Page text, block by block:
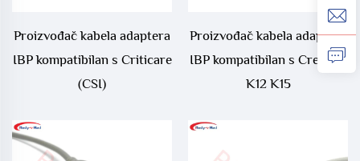
Proizvođač kabela adaptera
IBP kompatibilan s Criticare
(CSI)
Proizvođač kabela adaptera
IBP kompatibilan s Creative
K12 K15